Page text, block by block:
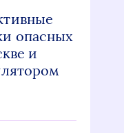
опасных
и